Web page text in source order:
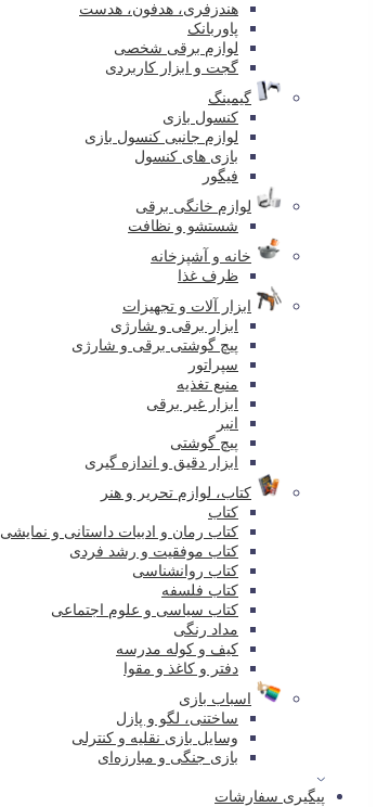
هندزفری، هدفون، هدست
پاوربانک
لوازم برقی شخصی
گجت و ابزار کاربردی
گیمینگ
کنسول بازی
لوازم جانبی کنسول بازی
بازی های کنسول
فیگور
لوازم خانگی برقی
شستشو و نظافت
خانه و آشپزخانه
ظرف غذا
ابزار آلات و تجهیزات
ابزار برقی و شارژی
پیچ گوشتی برقی و شارژی
سپراتور
منبع تغذیه
ابزار غیر برقی
انبر
پیچ گوشتی
ابزار دقیق و اندازه گیری
کتاب، لوازم تحریر و هنر
کتاب
کتاب رمان و ادبیات داستانی و نمایشی
کتاب موفقیت و رشد فردی
کتاب روانشناسی
کتاب فلسفه
کتاب سیاسی و علوم اجتماعی
مداد رنگی
کیف و کوله مدرسه
دفتر و کاغذ و مقوا
اسباب بازی
ساختنی، لگو و پازل
وسایل بازی نقلیه و کنترلی
بازی جنگی و مبارزه‌ای
پیگیری سفارشات